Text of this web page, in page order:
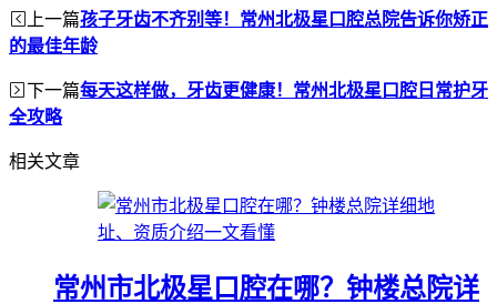
上一篇孩子牙齿不齐别等！常州北极星口腔总院告诉你矫正
的最佳年龄
下一篇每天这样做，牙齿更健康！常州北极星口腔日常护牙
全攻略
相关文章
常州市北极星口腔在哪？钟楼总院详